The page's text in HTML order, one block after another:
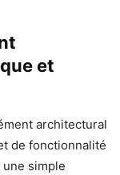
et
architectural
de fonctionnalité
une simple